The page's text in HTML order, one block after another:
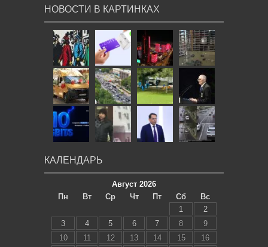
НОВОСТИ В КАРТИНКАХ
КАЛЕНДАРЬ
Август 2026
Пн
Вт Ср Чт Пт Сб
Вс
1
2
3
4 5 6 7 8
9
10
11 12 13 14 15
16